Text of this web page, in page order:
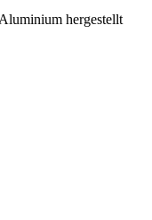
hergestellt